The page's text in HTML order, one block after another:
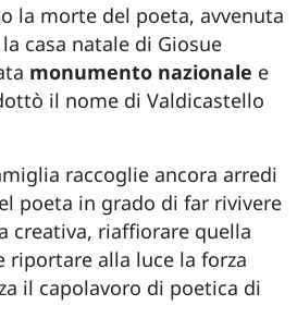
la morte del poeta, avvenuta
casa natale di Giosue
monumento nazionale e
il nome di Valdicastello
raccoglie ancora arredi
poeta in grado di far rivivere
creativa, riaffiorare quella
riportare alla luce la forza
il capolavoro di poetica di